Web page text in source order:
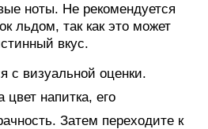
ноты. Не рекомендуется
льдом, так как это может
вкус.
с визуальной оценки.
напитка, его
Затем переходите к